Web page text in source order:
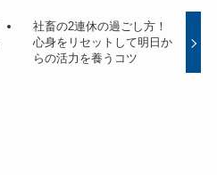
社畜の2連休の過ごし方！
心身をリセットして明日か
らの活力を養うコツ